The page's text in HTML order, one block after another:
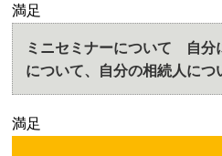
満足
ミニセミナーについて 自分
について、自分の相続人につ
満足